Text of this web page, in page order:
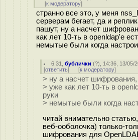
[к модератору]
странно все это, у меня
серверам бегает, да и
пашут, ну а насчет
как лет 10-ть в openldap'е
немытые были когда
6.31 ,бублички (?), 14:36, 13/05/
[ответить] [к модератору]
> ну а насчет шифрования,
> уже как лет 10-ть в
руки
> немытые были когда
читай внимательно
веб-ооболочка) только-
шифрования для